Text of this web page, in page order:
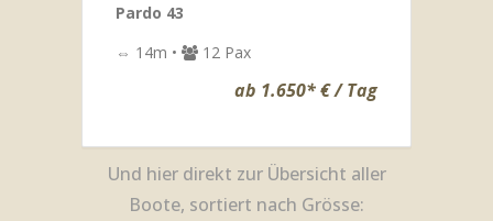
Pardo 43
⇔ 14m •
12 Pax
ab 1.650* € / Tag
Und hier direkt zur Übersicht aller
Boote, sortiert nach Grösse: